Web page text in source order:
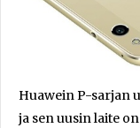
Huawein P-sarjan
ja sen uusin laite